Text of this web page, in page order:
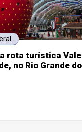
rota turística Vale
no Rio Grande do